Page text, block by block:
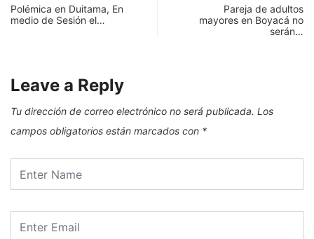
Polémica en Duitama, En
medio de Sesión el…
Pareja de adultos
mayores en Boyacá no
serán…
Leave a Reply
Tu dirección de correo electrónico no será publicada. Los
campos obligatorios están marcados con *